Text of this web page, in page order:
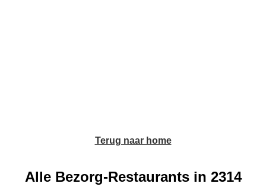
Terug naar home
Alle Bezorg-Restaurants in 2314